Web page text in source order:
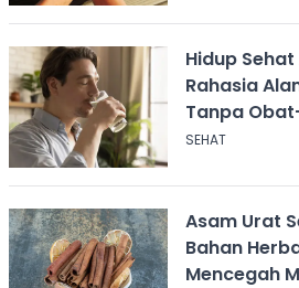
Hidup
Rahasia
Tanpa
SEHAT
Asam Urat
Bahan
Mencegah